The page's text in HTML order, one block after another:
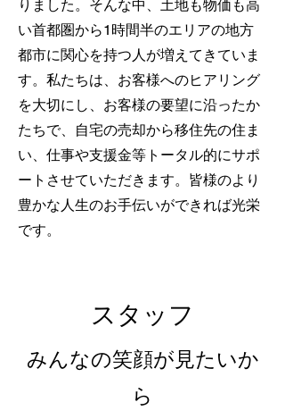
りました。そんな中、土地も物価も高
い首都圏から1時間半のエリアの地方
都市に関心を持つ人が増えてきていま
す。私たちは、お客様へのヒアリング
を大切にし、お客様の要望に沿ったか
たちで、自宅の売却から移住先の住ま
い、仕事や支援金等トータル的にサポ
ートさせていただきます。皆様のより
豊かな人生のお手伝いができれば光栄
です。
スタッフ
​みんなの笑顔が見たいか
ら